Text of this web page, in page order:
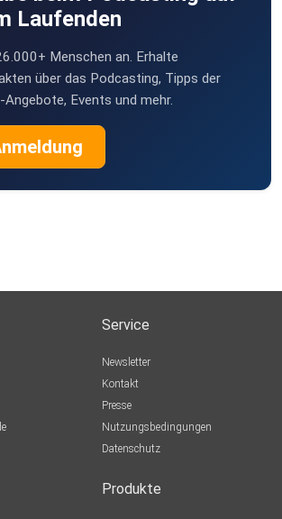
Laufenden
Menschen an. Erhalte
über das Podcasting, Tipps der
Events und mehr.
Service
Newsletter
Kontakt
Presse
Nutzungsbedingungen
Datenschutz
Produkte